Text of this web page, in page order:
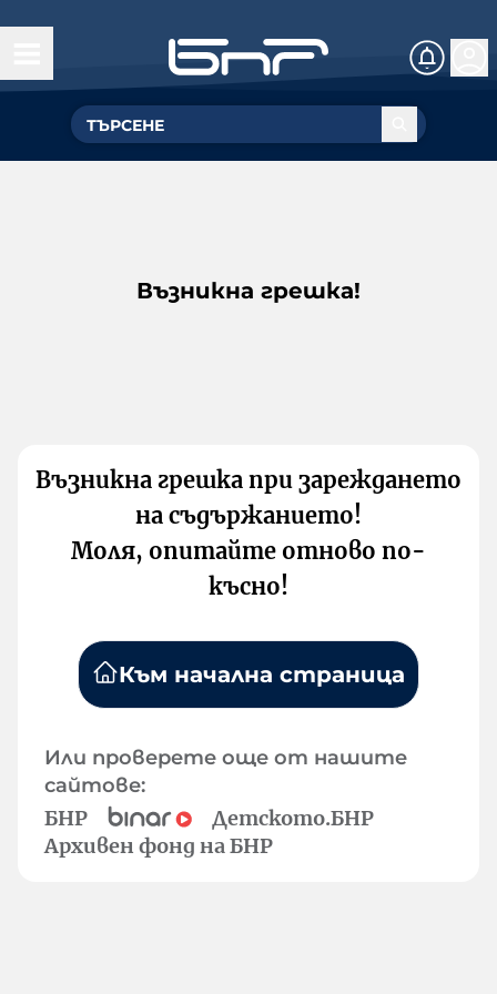
Възникна грешка!
Възникна грешка при зареждането
на съдържанието!
Моля, опитайте отново по-
късно!
Към начална страница
Или проверете още от нашите
сайтове:
БНР
Детското.БНР
Архивен фонд на БНР